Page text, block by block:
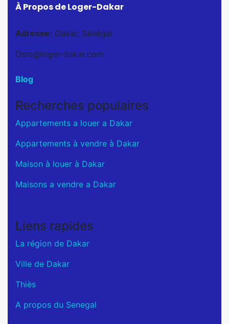
À Propos de Loger-Dakar
Adresse: Dakar, Sénégal
Osm@loger-dakar.com
Blog
Recherches populaires
Appartements a louer a Dakar
Appartements à vendre à Dakar
Maison à louer à Dakar
Maisons a vendre a Dakar
Liens rapides
La région de Dakar
Ville de Dakar
Thiès
A propos du Senegal